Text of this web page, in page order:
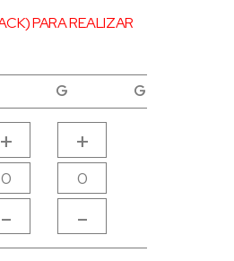
PARA REALIZAR
G GG
+
-
+
-
G GG